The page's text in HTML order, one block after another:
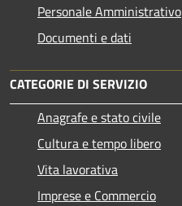
Personale Amministrativo
Documenti e dati
CATEGORIE DI SERVIZIO
Anagrafe e stato civile
Cultura e tempo libero
Vita lavorativa
Imprese e Commercio